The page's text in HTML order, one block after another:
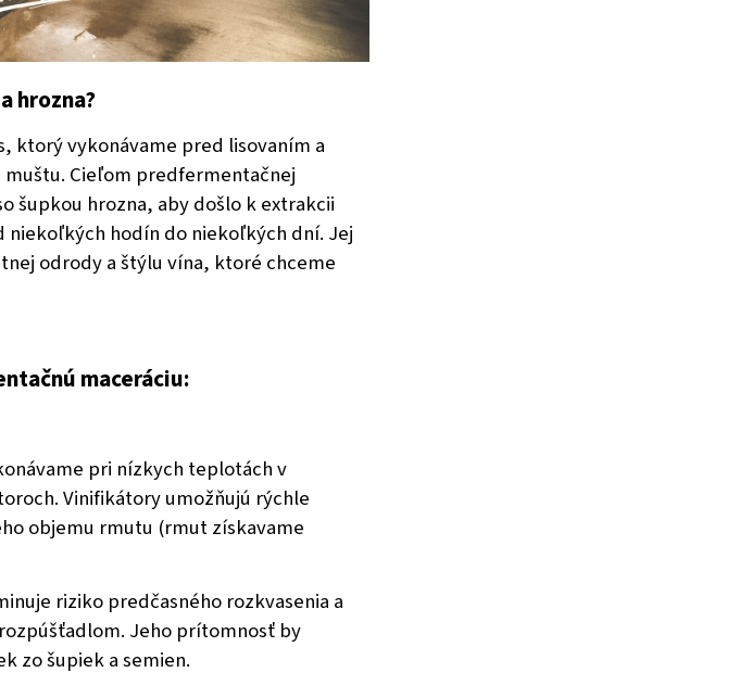
hrozna?
ktorý vykonávame pred lisovaním a
Cieľom predfermentačnej
šupkou hrozna, aby došlo k extrakcii
niekoľkých hodín do niekoľkých dní. Jej
odrody a štýlu vína, ktoré chceme
maceráciu:
pri nízkych teplotách v
Vinifikátory umožňujú rýchle
objemu rmutu (rmut získavame
riziko predčasného rozkvasenia a
Jeho prítomnosť by
zo šupiek a semien.